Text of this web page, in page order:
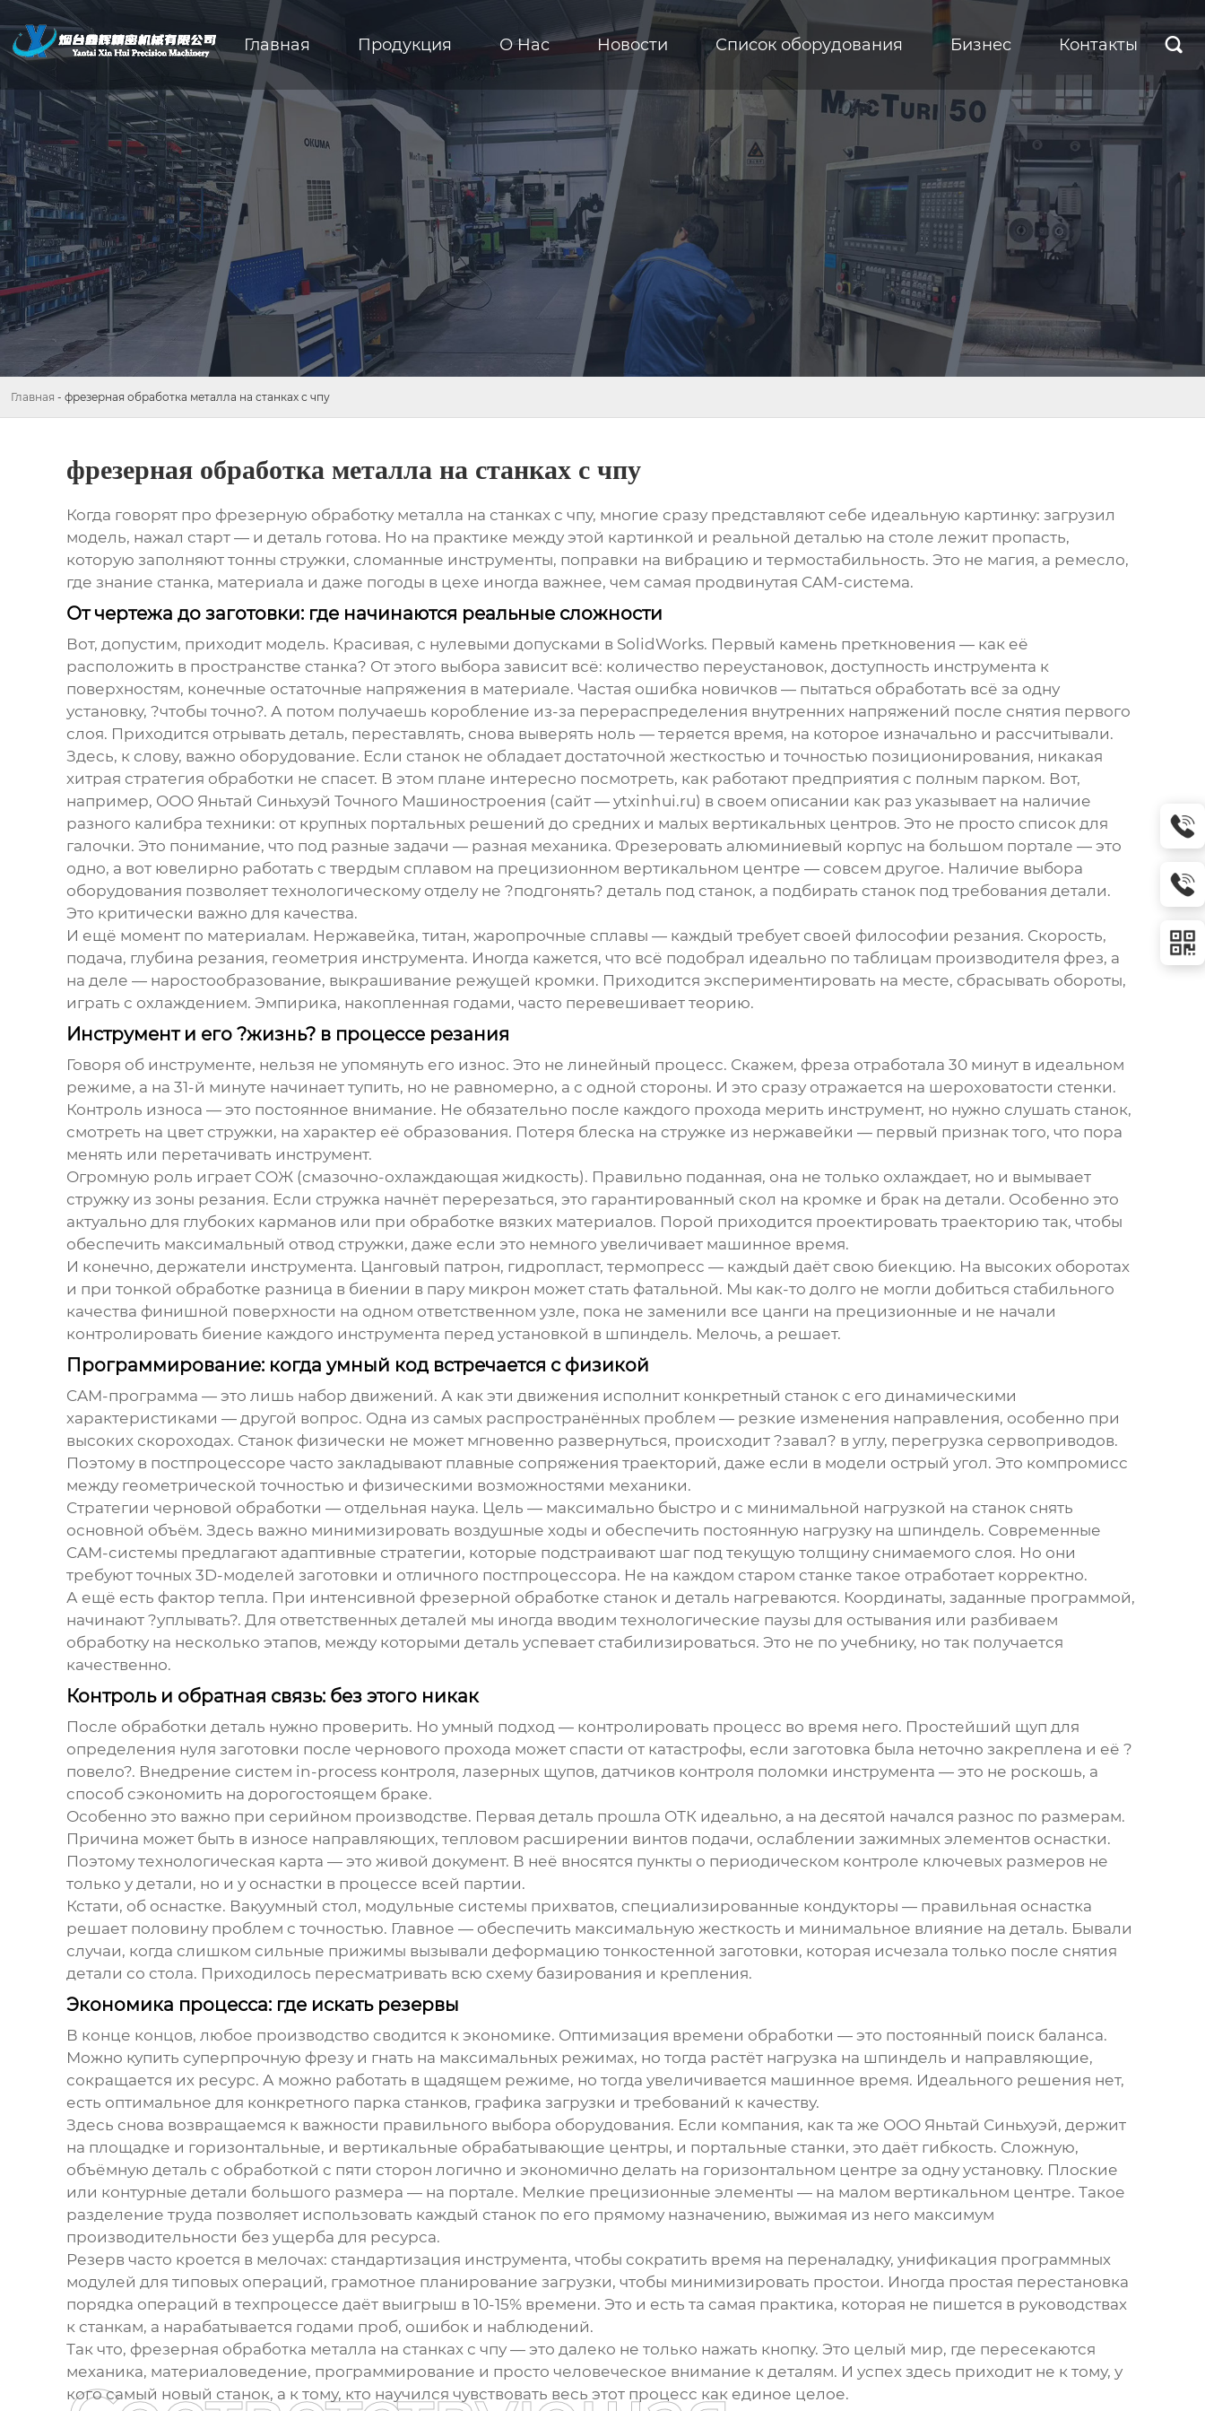
Главная Продукция О Hас Новости Список оборудования Бизнес Контакты 
Главная - фрезерная обработка металла на станках с чпу
фрезерная обработка металла на станках с чпу
Когда говорят про фрезерную обработку металла на станках с чпу, многие сразу представляют себе идеальную картинку: загрузил
модель, нажал старт — и деталь готова. Но на практике между этой картинкой и реальной деталью на столе лежит пропасть,
которую заполняют тонны стружки, сломанные инструменты, поправки на вибрацию и термостабильность. Это не магия, а ремесло,
где знание станка, материала и даже погоды в цехе иногда важнее, чем самая продвинутая CAM-система.
От чертежа до заготовки: где начинаются реальные сложности
Вот, допустим, приходит модель. Красивая, с нулевыми допусками в SolidWorks. Первый камень преткновения — как её
расположить в пространстве станка? От этого выбора зависит всё: количество переустановок, доступность инструмента к
поверхностям, конечные остаточные напряжения в материале. Частая ошибка новичков — пытаться обработать всё за одну
установку, ?чтобы точно?. А потом получаешь коробление из-за перераспределения внутренних напряжений после снятия первого
слоя. Приходится отрывать деталь, переставлять, снова выверять ноль — теряется время, на которое изначально и рассчитывали.
Здесь, к слову, важно оборудование. Если станок не обладает достаточной жесткостью и точностью позиционирования, никакая
хитрая стратегия обработки не спасет. В этом плане интересно посмотреть, как работают предприятия с полным парком. Вот,
например, ООО Яньтай Синьхуэй Точного Машиностроения (сайт — ytxinhui.ru) в своем описании как раз указывает на наличие
разного калибра техники: от крупных портальных решений до средних и малых вертикальных центров. Это не просто список для
галочки. Это понимание, что под разные задачи — разная механика. Фрезеровать алюминиевый корпус на большом портале — это
одно, а вот ювелирно работать с твердым сплавом на прецизионном вертикальном центре — совсем другое. Наличие выбора
оборудования позволяет технологическому отделу не ?подгонять? деталь под станок, а подбирать станок под требования детали.
Это критически важно для качества.
И ещё момент по материалам. Нержавейка, титан, жаропрочные сплавы — каждый требует своей философии резания. Скорость,
подача, глубина резания, геометрия инструмента. Иногда кажется, что всё подобрал идеально по таблицам производителя фрез, а
на деле — наростообразование, выкрашивание режущей кромки. Приходится экспериментировать на месте, сбрасывать обороты,
играть с охлаждением. Эмпирика, накопленная годами, часто перевешивает теорию.
Инструмент и его ?жизнь? в процессе резания
Говоря об инструменте, нельзя не упомянуть его износ. Это не линейный процесс. Скажем, фреза отработала 30 минут в идеальном
режиме, а на 31-й минуте начинает тупить, но не равномерно, а с одной стороны. И это сразу отражается на шероховатости стенки.
Контроль износа — это постоянное внимание. Не обязательно после каждого прохода мерить инструмент, но нужно слушать станок,
смотреть на цвет стружки, на характер её образования. Потеря блеска на стружке из нержавейки — первый признак того, что пора
менять или перетачивать инструмент.
Огромную роль играет СОЖ (смазочно-охлаждающая жидкость). Правильно поданная, она не только охлаждает, но и вымывает
стружку из зоны резания. Если стружка начнёт перерезаться, это гарантированный скол на кромке и брак на детали. Особенно это
актуально для глубоких карманов или при обработке вязких материалов. Порой приходится проектировать траекторию так, чтобы
обеспечить максимальный отвод стружки, даже если это немного увеличивает машинное время.
И конечно, держатели инструмента. Цанговый патрон, гидропласт, термопресс — каждый даёт свою биекцию. На высоких оборотах
и при тонкой обработке разница в биении в пару микрон может стать фатальной. Мы как-то долго не могли добиться стабильного
качества финишной поверхности на одном ответственном узле, пока не заменили все цанги на прецизионные и не начали
контролировать биение каждого инструмента перед установкой в шпиндель. Мелочь, а решает.
Программирование: когда умный код встречается с физикой
CAM-программа — это лишь набор движений. А как эти движения исполнит конкретный станок с его динамическими
характеристиками — другой вопрос. Одна из самых распространённых проблем — резкие изменения направления, особенно при
высоких скороходах. Станок физически не может мгновенно развернуться, происходит ?завал? в углу, перегрузка сервоприводов.
Поэтому в постпроцессоре часто закладывают плавные сопряжения траекторий, даже если в модели острый угол. Это компромисс
между геометрической точностью и физическими возможностями механики.
Стратегии черновой обработки — отдельная наука. Цель — максимально быстро и с минимальной нагрузкой на станок снять
основной объём. Здесь важно минимизировать воздушные ходы и обеспечить постоянную нагрузку на шпиндель. Современные
CAM-системы предлагают адаптивные стратегии, которые подстраивают шаг под текущую толщину снимаемого слоя. Но они
требуют точных 3D-моделей заготовки и отличного постпроцессора. Не на каждом старом станке такое отработает корректно.
А ещё есть фактор тепла. При интенсивной фрезерной обработке станок и деталь нагреваются. Координаты, заданные программой,
начинают ?уплывать?. Для ответственных деталей мы иногда вводим технологические паузы для остывания или разбиваем
обработку на несколько этапов, между которыми деталь успевает стабилизироваться. Это не по учебнику, но так получается
качественно.
Контроль и обратная связь: без этого никак
После обработки деталь нужно проверить. Но умный подход — контролировать процесс во время него. Простейший щуп для
определения нуля заготовки после чернового прохода может спасти от катастрофы, если заготовка была неточно закреплена и её ?
повело?. Внедрение систем in-process контроля, лазерных щупов, датчиков контроля поломки инструмента — это не роскошь, а
способ сэкономить на дорогостоящем браке.
Особенно это важно при серийном производстве. Первая деталь прошла ОТК идеально, а на десятой начался разнос по размерам.
Причина может быть в износе направляющих, тепловом расширении винтов подачи, ослаблении зажимных элементов оснастки.
Поэтому технологическая карта — это живой документ. В неё вносятся пункты о периодическом контроле ключевых размеров не
только у детали, но и у оснастки в процессе всей партии.
Кстати, об оснастке. Вакуумный стол, модульные системы прихватов, специализированные кондукторы — правильная оснастка
решает половину проблем с точностью. Главное — обеспечить максимальную жесткость и минимальное влияние на деталь. Бывали
случаи, когда слишком сильные прижимы вызывали деформацию тонкостенной заготовки, которая исчезала только после снятия
детали со стола. Приходилось пересматривать всю схему базирования и крепления.
Экономика процесса: где искать резервы
В конце концов, любое производство сводится к экономике. Оптимизация времени обработки — это постоянный поиск баланса.
Можно купить суперпрочную фрезу и гнать на максимальных режимах, но тогда растёт нагрузка на шпиндель и направляющие,
сокращается их ресурс. А можно работать в щадящем режиме, но тогда увеличивается машинное время. Идеального решения нет,
есть оптимальное для конкретного парка станков, графика загрузки и требований к качеству.
Здесь снова возвращаемся к важности правильного выбора оборудования. Если компания, как та же ООО Яньтай Синьхуэй, держит
на площадке и горизонтальные, и вертикальные обрабатывающие центры, и портальные станки, это даёт гибкость. Сложную,
объёмную деталь с обработкой с пяти сторон логично и экономично делать на горизонтальном центре за одну установку. Плоские
или контурные детали большого размера — на портале. Мелкие прецизионные элементы — на малом вертикальном центре. Такое
разделение труда позволяет использовать каждый станок по его прямому назначению, выжимая из него максимум
производительности без ущерба для ресурса.
Резерв часто кроется в мелочах: стандартизация инструмента, чтобы сократить время на переналадку, унификация программных
модулей для типовых операций, грамотное планирование загрузки, чтобы минимизировать простои. Иногда простая перестановка
порядка операций в техпроцессе даёт выигрыш в 10-15% времени. Это и есть та самая практика, которая не пишется в руководствах
к станкам, а нарабатывается годами проб, ошибок и наблюдений.
Так что, фрезерная обработка металла на станках с чпу— это далеко не только нажать кнопку. Это целый мир, где пересекаются
механика, материаловедение, программирование и просто человеческое внимание к деталям. И успех здесь приходит не к тому, у
кого самый новый станок, а к тому, кто научился чувствовать весь этот процесс как единое целое.